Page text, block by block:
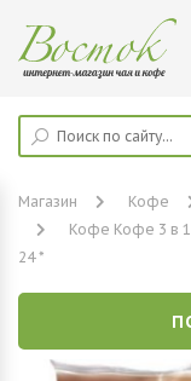
Магазин Кофе
Кофе Кофе 3 в 1
24 *